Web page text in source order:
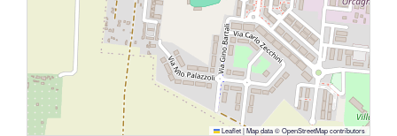
Leaflet|Map data ©OpenStreetMapcontributors